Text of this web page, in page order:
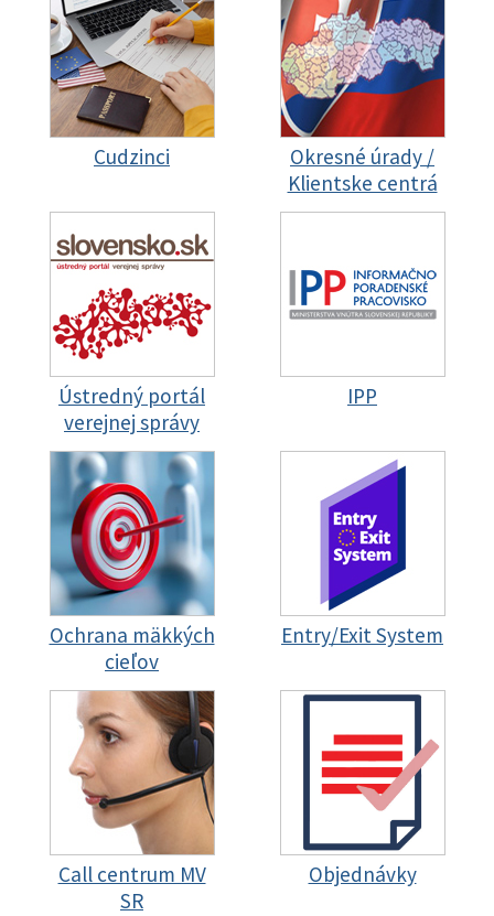
Cudzinci
Okresné úrady /
Klientske centrá
Ústredný portál
verejnej správy
IPP
Ochrana mäkkých
cieľov
Entry/Exit System
Call centrum MV
SR
Objednávky